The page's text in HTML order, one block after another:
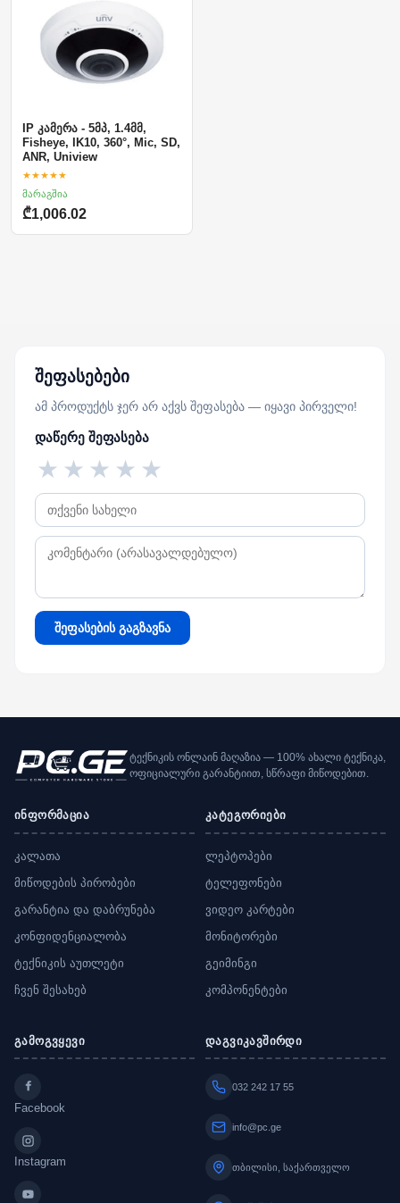
IP კამერა - 5მპ, 1.4მმ,
Fisheye, IK10, 360°, Mic, SD,
ANR, Uniview
★★★★★
მარაგშია
₾1,006.02
შეფასებები
ამ პროდუქტს ჯერ არ აქვს შეფასება — იყავი პირველი!
დაწერე შეფასება
★
★
★
★
★
შეფასების გაგზავნა
ტექნიკის ონლაინ მაღაზია — 100% ახალი ტექნიკა,
ოფიციალური გარანტიით, სწრაფი მიწოდებით.
ინფორმაცია
კალათა
მიწოდების პირობები
გარანტია და დაბრუნება
კონფიდენციალობა
ტექნიკის აუთლეტი
ჩვენ შესახებ
კატეგორიები
ლეპტოპები
ტელეფონები
ვიდეო კარტები
მონიტორები
გეიმინგი
კომპონენტები
გამოგვყევი
Facebook
Instagram
დაგვიკავშირდი
032 242 17 55
info@pc.ge
თბილისი, საქართველო